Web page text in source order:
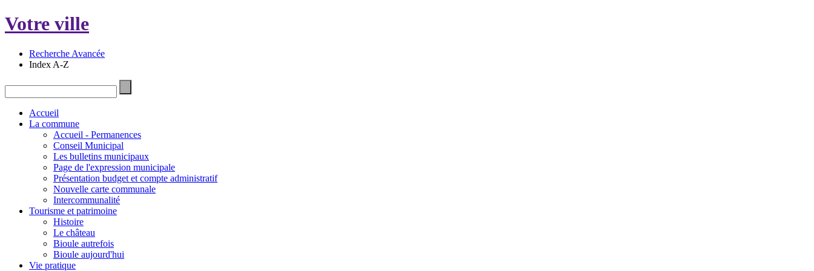
Votre ville
Recherche Avancée
Index A-Z
Accueil
La commune
Accueil - Permanences
Conseil Municipal
Les bulletins municipaux
Page de l'expression municipale
Présentation budget et compte administratif
Nouvelle carte communale
Intercommunalité
Tourisme et patrimoine
Histoire
Le château
Bioule autrefois
Bioule aujourd'hui
Vie pratique